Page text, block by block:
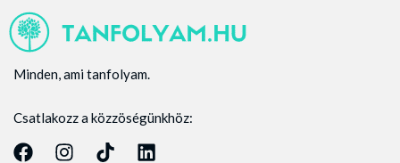
Minden, ami tanfolyam.
Csatlakozz a közzöségünkhöz: